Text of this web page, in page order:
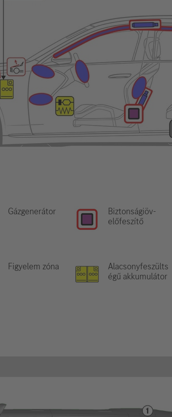
Gázgenerátor
Biztonságiöv-
előfeszítő
Figyelem zóna
Alacsonyfeszülts
égű akkumulátor